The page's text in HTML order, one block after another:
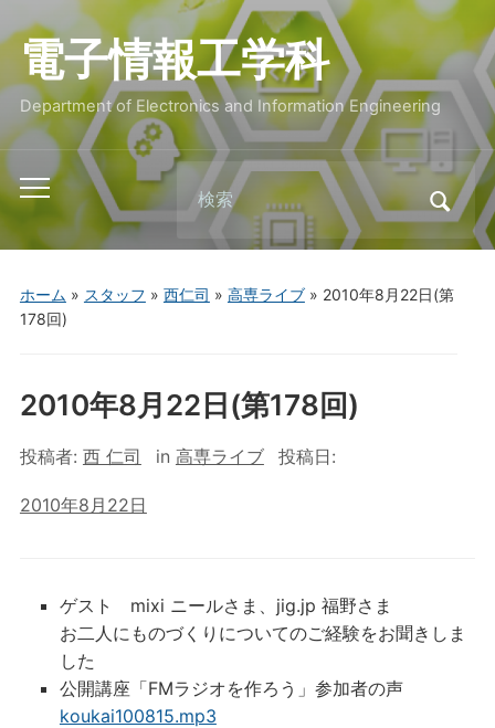
電子情報工学科
Department of Electronics and Information Engineering
Toggle
mobile
menu
Search
for:
ホーム » スタッフ » 西仁司 » 高専ライブ» 2010年8月22日(第
178回)
2010年8月22日(第178回)
投稿者: 西 仁司 in 高専ライブ 投稿日:
2010年8月22日
ゲスト mixi ニールさま、jig.jp 福野さま
お二人にものづくりについてのご経験をお聞きしま
した
公開講座「FMラジオを作ろう」参加者の声
koukai100815.mp3